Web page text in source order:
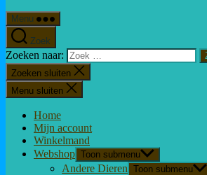
Menu
Zoek
Zoeken naar:
Zoeken sluiten
Menu sluiten
Home
Mijn account
Winkelmand
Webshop Toon submenu
Andere Dieren Toon submenu